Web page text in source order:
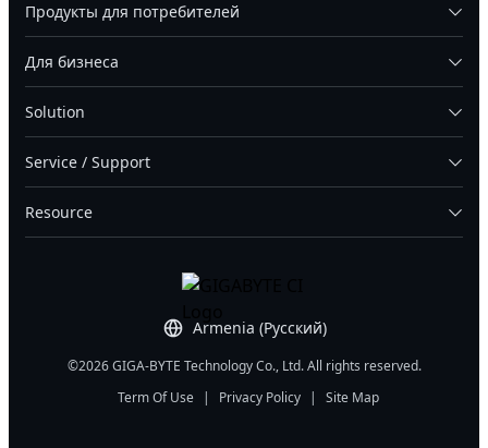
Armenia (Русский)
Продукты для потребителей
Для бизнеса
Solution
Service / Support
Resource
©2026 GIGA-BYTE Technology Co., Ltd. All rights reserved.
Term Of Use
| Privacy Policy | Site Map